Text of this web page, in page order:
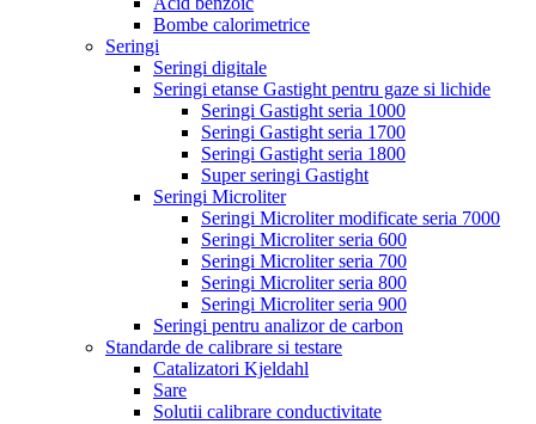
Bombe calorimetrice
Seringi
Seringi digitale
Seringi etanse Gastight pentru gaze si lichide
Seringi Gastight seria 1000
Seringi Gastight seria 1700
Seringi Gastight seria 1800
Super seringi Gastight
Seringi Microliter
Seringi Microliter modificate seria 7000
Seringi Microliter seria 600
Seringi Microliter seria 700
Seringi Microliter seria 800
Seringi Microliter seria 900
Seringi pentru analizor de carbon
Standarde de calibrare si testare
Catalizatori Kjeldahl
Sare
Solutii calibrare conductivitate